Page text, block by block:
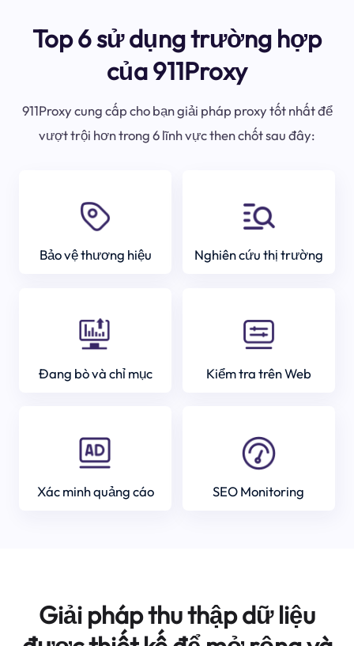
Top 6 sử dụng trường hợp
của 911Proxy
911Proxy cung cấp cho bạn giải pháp proxy tốt nhất để
vượt trội hơn trong 6 lĩnh vực then chốt sau đây:
Bảo vệ thương hiệu Nghiên cứu thị trường
Đang bò và chỉ mục Kiểm tra trên Web
Xác minh quảng cáo SEO Monitoring
Giải pháp thu thập dữ liệu